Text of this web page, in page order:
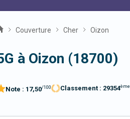
Couverture Cher Oizon
à Oizon (18700)
Note : 17,50/100 Classement : 29354ème